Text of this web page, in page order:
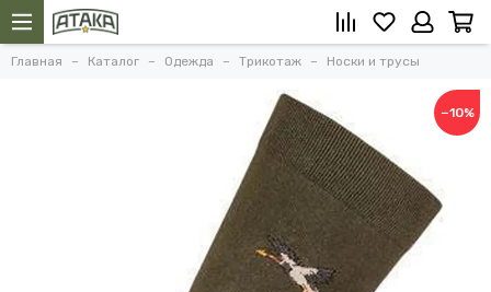
Главная Каталог Одежда Трикотаж Носки и трусы
−10%